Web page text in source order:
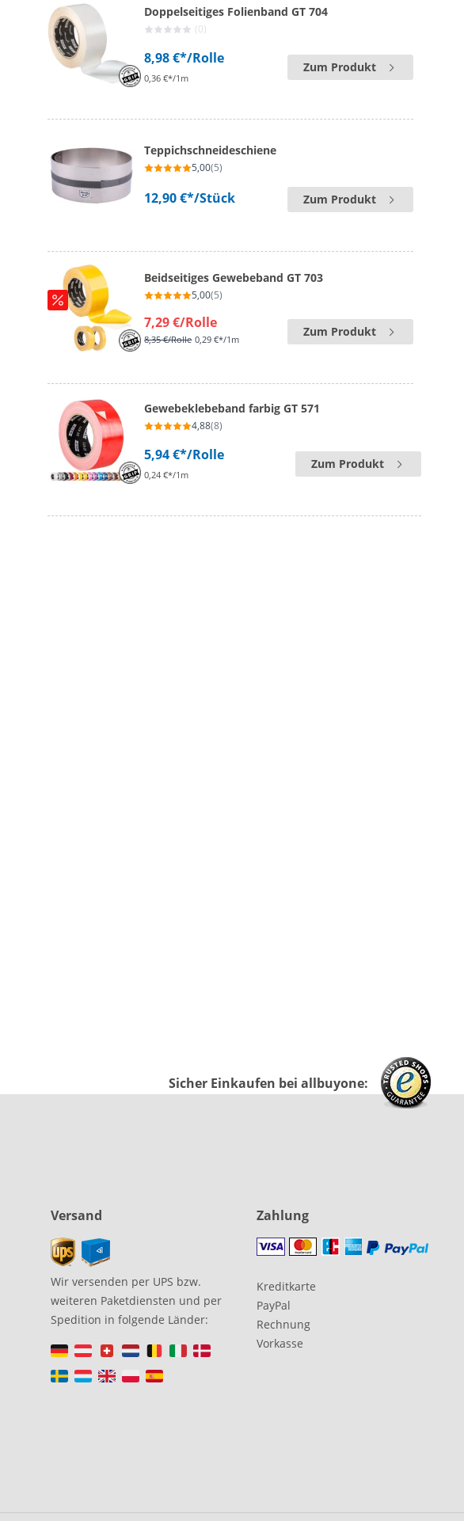
Doppelseitiges Folienband GT 704
(0)
8,98 €*/Rolle
0,36 €*/1m
Zum Produkt
Teppichschneideschiene
5,00(5)
12,90 €*/Stück Zum Produkt
Beidseitiges Gewebeband GT 703
5,00(5)
7,29 €/Rolle
8,35 €/Rolle 0,29 €*/1m
Zum Produkt
Gewebeklebeband farbig GT 571
4,88(8)
5,94 €*/Rolle
0,24 €*/1m
Zum Produkt
Sicher Einkaufen bei allbuyone:
Versand
Wir versenden per UPS bzw.
weiteren Paketdiensten und per
Spedition in folgende Länder:
Zahlung
Kreditkarte
PayPal
Rechnung
Vorkasse